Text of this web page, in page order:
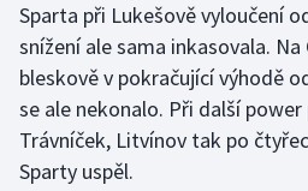
Sparta při Lukešově vyloučení
snížení ale sama inkasovala.
bleskově v pokračující výhodě
se ale nekonalo. Při další
Trávníček, Litvínov tak po
Sparty uspěl.